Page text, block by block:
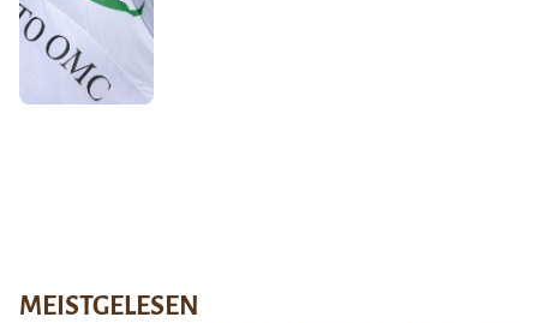
MEISTGELESEN